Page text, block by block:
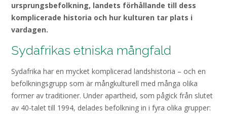
ursprungsbefolkning, landets förhållande till dess
komplicerade historia och hur kulturen tar plats i
vardagen.
Sydafrikas etniska mångfald
Sydafrika har en mycket komplicerad landshistoria – och en
befolkningsgrupp som är mångkulturell med många olika
former av traditioner. Under apartheid, som pågick från slutet
av 40-talet till 1994, delades befolkning in i fyra olika grupper: